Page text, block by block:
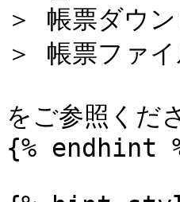
＞ 帳票ダウ
＞ 帳票ファ
をご参照くだ
{% endhint